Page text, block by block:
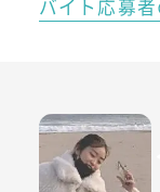
バイト応募